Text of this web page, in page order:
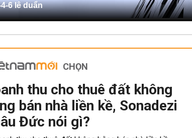
6 lê duẩn
CHỌN
thu cho thuê đất không
bán nhà liền kề, Sonadezi
Đức nói gì?